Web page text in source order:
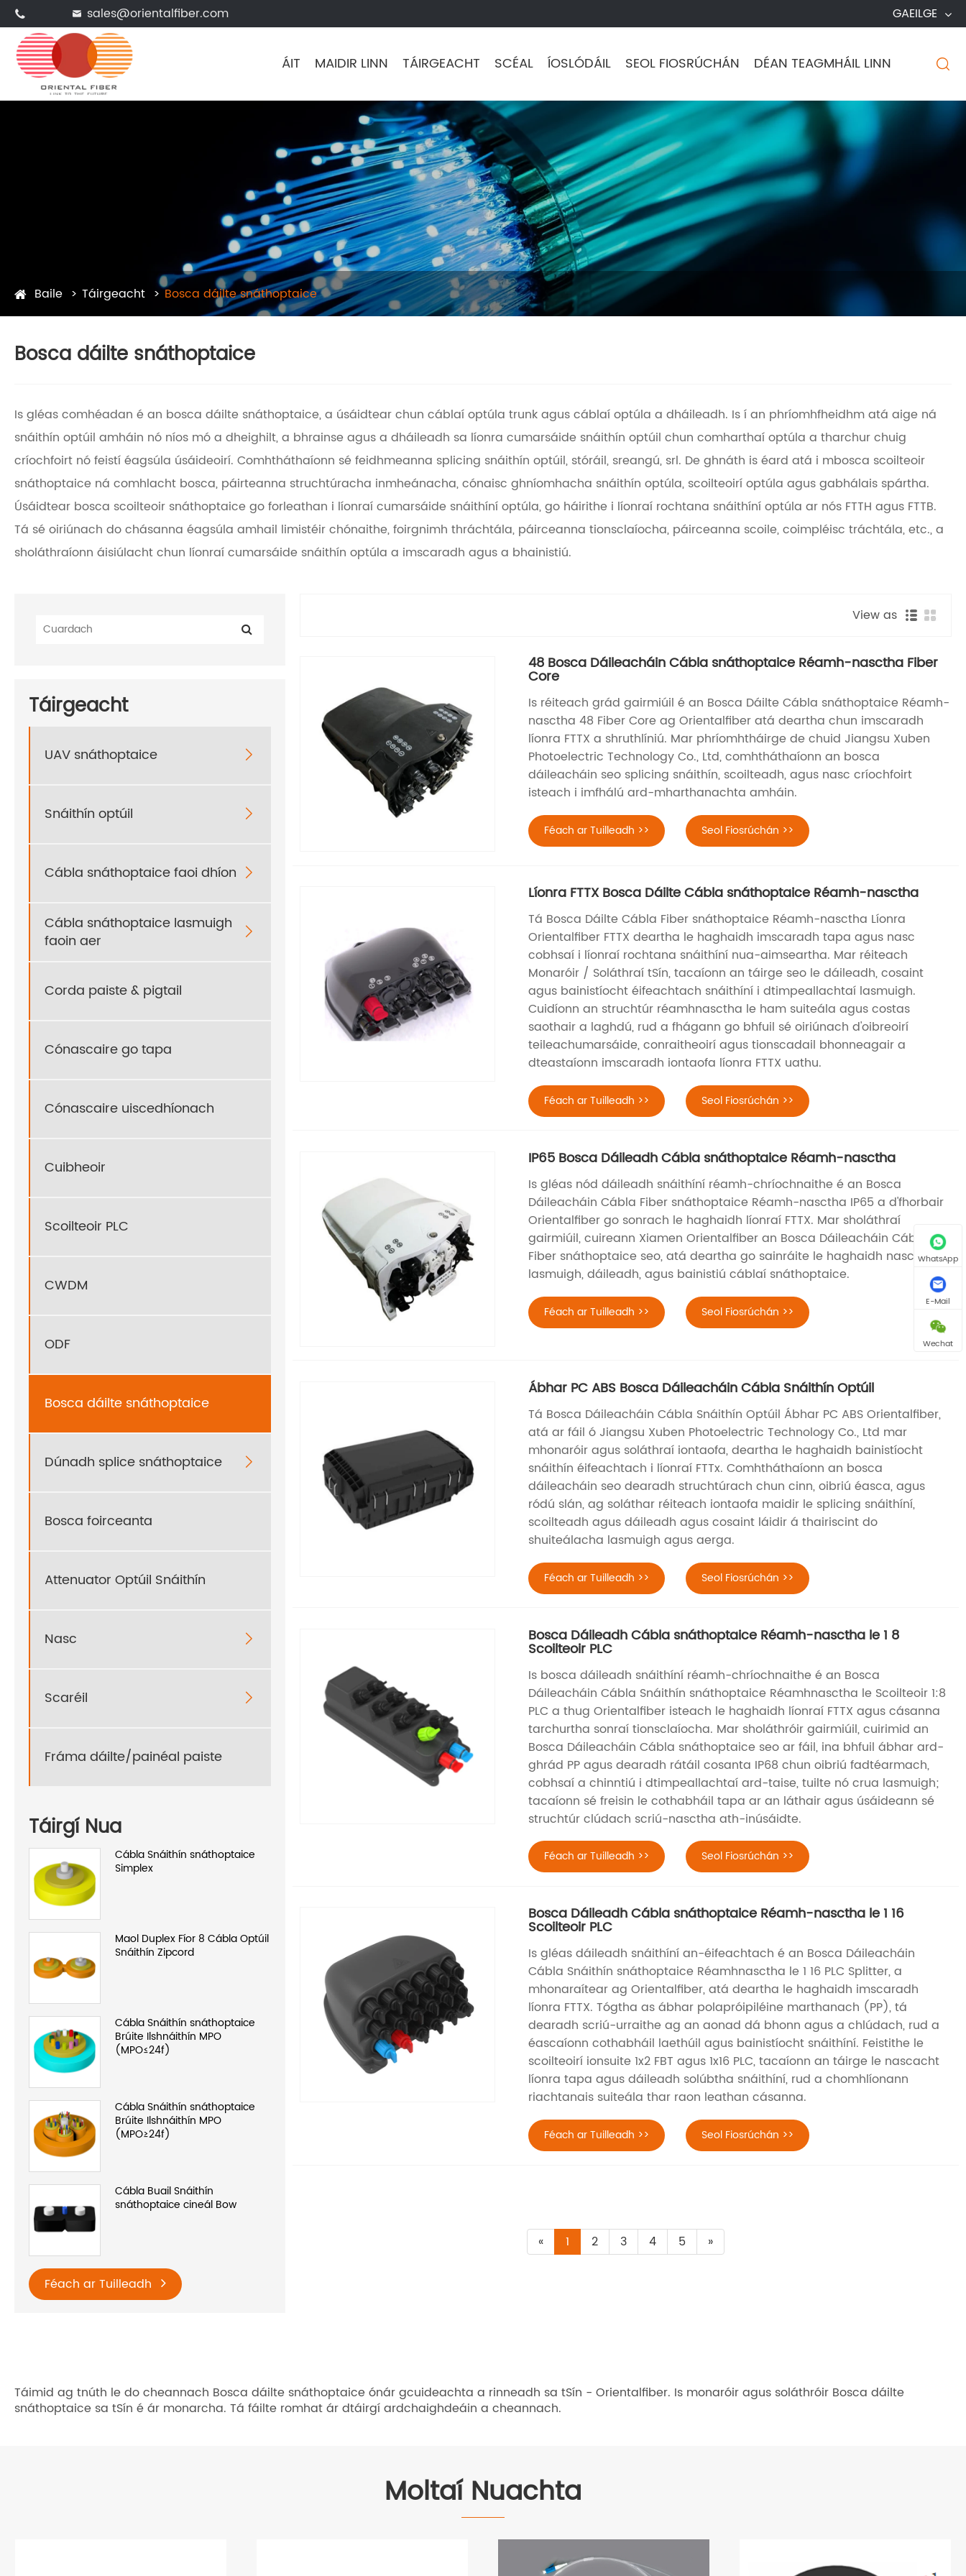
  sales@orientalfiber.com GAEILGE
ÁIT MAIDIR LINN TÁIRGEACHT SCÉAL ÍOSLÓDÁIL SEOL FIOSRÚCHÁN DÉAN TEAGMHÁIL LINN 
Baile Táirgeacht Bosca dáilte snáthoptaice
Bosca dáilte snáthoptaice
Is gléas comhéadan é an bosca dáilte snáthoptaice, a úsáidtear chun cáblaí optúla trunk agus cáblaí optúla a dháileadh. Is í an phríomhfheidhm atá aige ná
snáithín optúil amháin nó níos mó a dheighilt, a bhrainse agus a dháileadh sa líonra cumarsáide snáithín optúil chun comharthaí optúla a tharchur chuig
críochfoirt nó feistí éagsúla úsáideoirí. Comhtháthaíonn sé feidhmeanna splicing snáithín optúil, stóráil, sreangú, srl. De ghnáth is éard atá i mbosca scoilteoir
snáthoptaice ná comhlacht bosca, páirteanna struchtúracha inmheánacha, cónaisc ghníomhacha snáithín optúla, scoilteoirí optúla agus gabhálais spártha.
Úsáidtear bosca scoilteoir snáthoptaice go forleathan i líonraí cumarsáide snáithíní optúla, go háirithe i líonraí rochtana snáithíní optúla ar nós FTTH agus FTTB.
Tá sé oiriúnach do chásanna éagsúla amhail limistéir chónaithe, foirgnimh thráchtála, páirceanna tionsclaíocha, páirceanna scoile, coimpléisc tráchtála, etc., a
sholáthraíonn áisiúlacht chun líonraí cumarsáide snáithín optúla a imscaradh agus a bhainistiú.
Táirgeacht
UAV snáthoptaice 
Snáithín optúil 
Cábla snáthoptaice faoi dhíon 
Cábla snáthoptaice lasmuigh
faoin aer

Corda paiste & pigtail
Cónascaire go tapa
Cónascaire uiscedhíonach
Cuibheoir
Scoilteoir PLC
CWDM
ODF
Bosca dáilte snáthoptaice
Dúnadh splice snáthoptaice 
Bosca foirceanta
Attenuator Optúil Snáithín
Nasc 
Scaréil 
Fráma dáilte/painéal paiste
Táirgí Nua
Cábla Snáithín snáthoptaice
Simplex
Maol Duplex Fíor 8 Cábla Optúil
Snáithín Zipcord
Cábla Snáithín snáthoptaice
Brúite Ilshnáithín MPO
(MPO≤24f)
Cábla Snáithín snáthoptaice
Brúite Ilshnáithín MPO
(MPO≥24f)
Cábla Buail Snáithín
snáthoptaice cineál Bow
Féach ar Tuilleadh
View as
48 Bosca Dáileacháin Cábla snáthoptaice Réamh-nasctha Fiber
Core
Is réiteach grád gairmiúil é an Bosca Dáilte Cábla snáthoptaice Réamh-
nasctha 48 Fiber Core ag Orientalfiber atá deartha chun imscaradh
líonra FTTX a shruthlíniú. Mar phríomhtháirge de chuid Jiangsu Xuben
Photoelectric Technology Co., Ltd, comhtháthaíonn an bosca
dáileacháin seo splicing snáithín, scoilteadh, agus nasc críochfoirt
isteach i imfhálú ard-mharthanachta amháin.
Féach ar Tuilleadh >> Seol Fiosrúchán >>
Líonra FTTX Bosca Dáilte Cábla snáthoptaice Réamh-nasctha
Tá Bosca Dáilte Cábla Fiber snáthoptaice Réamh-nasctha Líonra
Orientalfiber FTTX deartha le haghaidh imscaradh tapa agus nasc
cobhsaí i líonraí rochtana snáithíní nua-aimseartha. Mar réiteach
Monaróir / Soláthraí tSín, tacaíonn an táirge seo le dáileadh, cosaint
agus bainistíocht éifeachtach snáithíní i dtimpeallachtaí lasmuigh.
Cuidíonn an struchtúr réamhnasctha le ham suiteála agus costas
saothair a laghdú, rud a fhágann go bhfuil sé oiriúnach d'oibreoirí
teileachumarsáide, conraitheoirí agus tionscadail bhonneagair a
dteastaíonn imscaradh iontaofa líonra FTTX uathu.
Féach ar Tuilleadh >> Seol Fiosrúchán >>
IP65 Bosca Dáileadh Cábla snáthoptaice Réamh-nasctha
Is gléas nód dáileadh snáithíní réamh-chríochnaithe é an Bosca
Dáileacháin Cábla Fiber snáthoptaice Réamh-nasctha IP65 a d'fhorbair
Orientalfiber go sonrach le haghaidh líonraí FTTX. Mar sholáthraí
gairmiúil, cuireann Xiamen Orientalfiber an Bosca Dáileacháin Cábla
Fiber snáthoptaice seo, atá deartha go sainráite le haghaidh nasc
lasmuigh, dáileadh, agus bainistiú cáblaí snáthoptaice.
Féach ar Tuilleadh >> Seol Fiosrúchán >>
Ábhar PC ABS Bosca Dáileacháin Cábla Snáithín Optúil
Tá Bosca Dáileacháin Cábla Snáithín Optúil Ábhar PC ABS Orientalfiber,
atá ar fáil ó Jiangsu Xuben Photoelectric Technology Co., Ltd mar
mhonaróir agus soláthraí iontaofa, deartha le haghaidh bainistíocht
snáithín éifeachtach i líonraí FTTx. Comhtháthaíonn an bosca
dáileacháin seo dearadh struchtúrach chun cinn, oibriú éasca, agus
ródú slán, ag soláthar réiteach iontaofa maidir le splicing snáithíní,
scoilteadh agus dáileadh agus cosaint láidir á thairiscint do
shuiteálacha lasmuigh agus aerga.
Féach ar Tuilleadh >> Seol Fiosrúchán >>
Bosca Dáileadh Cábla snáthoptaice Réamh-nasctha le 1 8
Scoilteoir PLC
Is bosca dáileadh snáithíní réamh-chríochnaithe é an Bosca
Dáileacháin Cábla Snáithín snáthoptaice Réamhnasctha le Scoilteoir 1:8
PLC a thug Orientalfiber isteach le haghaidh líonraí FTTX agus cásanna
tarchurtha sonraí tionsclaíocha. Mar sholáthróir gairmiúil, cuirimid an
Bosca Dáileacháin Cábla snáthoptaice seo ar fáil, ina bhfuil ábhar ard-
ghrád PP agus dearadh rátáil cosanta IP68 chun oibriú fadtéarmach,
cobhsaí a chinntiú i dtimpeallachtaí ard-taise, tuilte nó crua lasmuigh;
tacaíonn sé freisin le cothabháil tapa ar an láthair agus úsáideann sé
struchtúr clúdach scriú-nasctha ath-inúsáidte.
Féach ar Tuilleadh >> Seol Fiosrúchán >>
Bosca Dáileadh Cábla snáthoptaice Réamh-nasctha le 1 16
Scoilteoir PLC
Is gléas dáileadh snáithíní an-éifeachtach é an Bosca Dáileacháin
Cábla Snáithín snáthoptaice Réamhnasctha le 1 16 PLC Splitter, a
mhonaraítear ag Orientalfiber, atá deartha le haghaidh imscaradh
líonra FTTX. Tógtha as ábhar polapróipiléine marthanach (PP), tá
dearadh scriú-urraithe ag an aonad dá bhonn agus a chlúdach, rud a
éascaíonn cothabháil laethúil agus bainistíocht snáithíní. Feistithe le
scoilteoirí ionsuite 1x2 FBT agus 1x16 PLC, tacaíonn an táirge le nascacht
líonra tapa agus dáileadh solúbtha snáithíní, rud a chomhlíonann
riachtanais suiteála thar raon leathan cásanna.
Féach ar Tuilleadh >> Seol Fiosrúchán >>
« 1 2 3 4 5 »
Táimid ag tnúth le do cheannach Bosca dáilte snáthoptaice ónár gcuideachta a rinneadh sa tSín - Orientalfiber. Is monaróir agus soláthróir Bosca dáilte
snáthoptaice sa tSín é ár monarcha. Tá fáilte romhat ár dtáirgí ardchaighdeáin a cheannach.
Moltaí Nuachta
WhatsApp
E-Mail
Wechat